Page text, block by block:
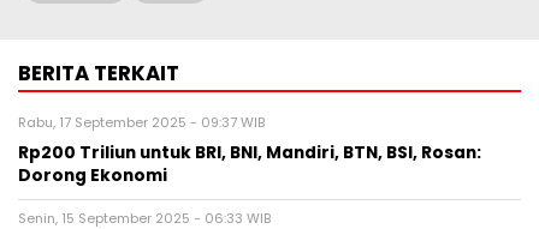
BERITA TERKAIT
Rabu, 17 September 2025 - 09:37 WIB
Rp200 Triliun untuk BRI, BNI, Mandiri, BTN, BSI, Rosan:
Dorong Ekonomi
Senin, 15 September 2025 - 06:33 WIB